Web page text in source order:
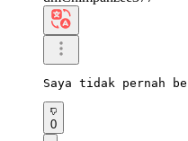
Saya tidak pernah
0